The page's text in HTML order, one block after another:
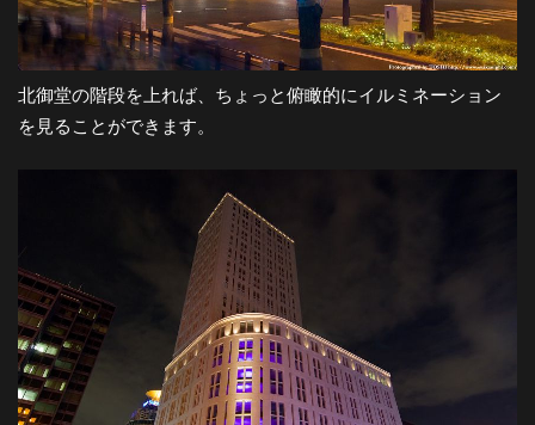
北御堂の階段を上れば、ちょっと俯瞰的にイルミネーション
を見ることができます。